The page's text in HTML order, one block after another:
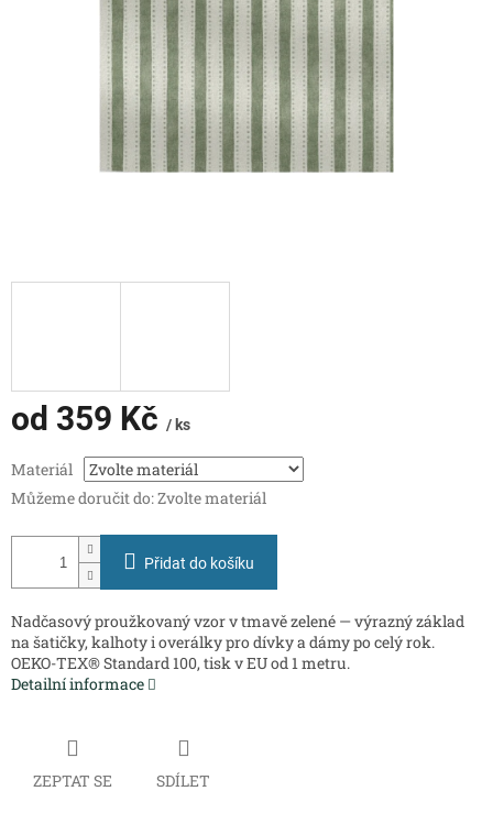
od 359 Kč / ks
cena:
Materiál
Můžeme doručit do:Zvolte materiál
Přidat do košíku
Nadčasový proužkovaný vzor v tmavě zelené — výrazný základ
na šatičky, kalhoty i overálky pro dívky a dámy po celý rok.
OEKO-TEX® Standard 100, tisk v EU od 1 metru.
Detailní informace
ZEPTAT SE SDÍLET